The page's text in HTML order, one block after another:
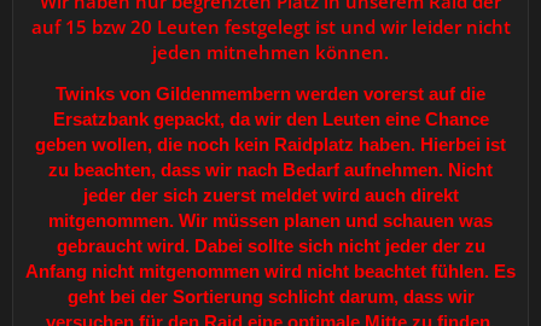
auf 15 bzw 20 Leuten festgelegt ist und wir leider nicht
jeden mitnehmen können.
Twinks von Gildenmembern werden vorerst auf die
Ersatzbank gepackt, da wir den Leuten eine Chance
geben wollen, die noch kein Raidplatz haben. Hierbei ist
zu beachten, dass wir nach Bedarf aufnehmen. Nicht
jeder der sich zuerst meldet wird auch direkt
mitgenommen. Wir müssen planen und schauen was
gebraucht wird. Dabei sollte sich nicht jeder der zu
Anfang nicht mitgenommen wird nicht beachtet fühlen. Es
geht bei der Sortierung schlicht darum, dass wir